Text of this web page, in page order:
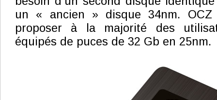
un « ancien » disque 34nm. OCZ
proposer à la majorité des
équipés de puces de 32 Gb en 25nm.